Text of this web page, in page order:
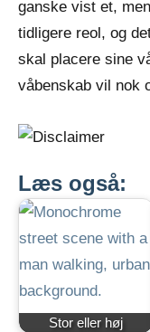
ganske vist et,
tidligere reol, og
skal placere sine
våbenskab vil nok
Læs også:
Stor eller høj